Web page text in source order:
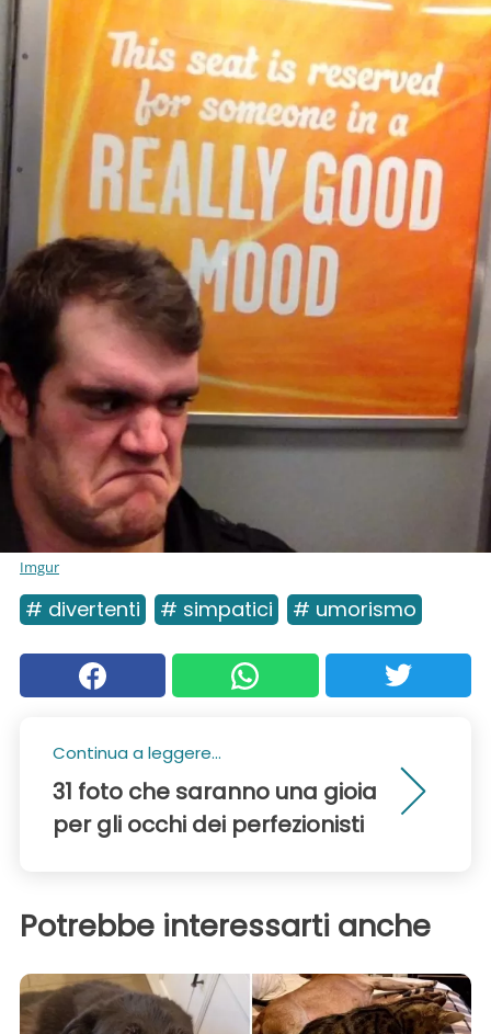
Imgur
# divertenti # simpatici # umorismo
Continua a leggere...
31 foto che saranno una gioia
per gli occhi dei perfezionisti
Potrebbe interessarti anche